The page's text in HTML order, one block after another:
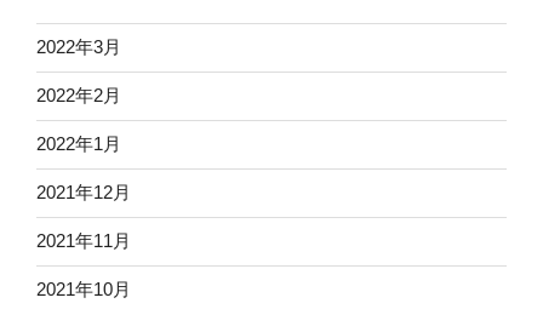
2022年3月
2022年2月
2022年1月
2021年12月
2021年11月
2021年10月